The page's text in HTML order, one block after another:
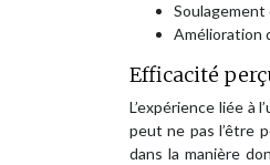
Amélioration
Efficacité
L’expérience liée
peut ne pas l’être
dans la manière